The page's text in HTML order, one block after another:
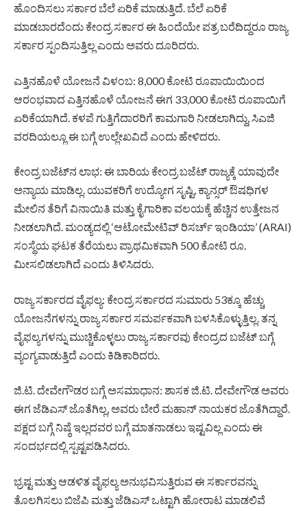
ಹೊಂದಿಸಲು ಸರ್ಕಾರ ಬೆಲೆ ಏರಿಕೆ ಮಾಡುತ್ತಿದೆ. ಬೆಲೆ ಏರಿಕೆ
ಮಾಡಬಾರದೆಂದು ಕೇಂದ್ರ ಸರ್ಕಾರ ಈ ಹಿಂದೆಯೇ ಪತ್ರ ಬರೆದಿದ್ದರೂ ರಾಜ್ಯ
ಸರ್ಕಾರ ಸ್ಪಂದಿಸುತ್ತಿಲ್ಲ ಎಂದು ಅವರು ದೂರಿದರು.
ಎತ್ತಿನಹೊಳೆ ಯೋಜನೆ ವಿಳಂಬ: 8,000 ಕೋಟಿ ರೂಪಾಯಿಯಿಂದ
ಆರಂಭವಾದ ಎತ್ತಿನಹೊಳೆ ಯೋಜನೆ ಈಗ 33,000 ಕೋಟಿ ರೂಪಾಯಿಗೆ
ಏರಿಕೆಯಾಗಿದೆ. ಕಳಪೆ ಗುತ್ತಿಗೆದಾರರಿಗೆ ಕಾಮಗಾರಿ ನೀಡಲಾಗಿದ್ದು, ಸಿಎಜಿ
ವರದಿಯಲ್ಲೂ ಈ ಬಗ್ಗೆ ಉಲ್ಲೇಖವಿದೆ ಎಂದು ಹೇಳಿದರು.
ಕೇಂದ್ರ ಬಜೆಟ್‌ನ ಲಾಭ: ಈ ಬಾರಿಯ ಕೇಂದ್ರ ಬಜೆಟ್ ರಾಜ್ಯಕ್ಕೆ ಯಾವುದೇ
ಅನ್ಯಾಯ ಮಾಡಿಲ್ಲ. ಯುವಕರಿಗೆ ಉದ್ಯೋಗ ಸೃಷ್ಟಿ, ಕ್ಯಾನ್ಸರ್ ಔಷಧಿಗಳ
ಮೇಲಿನ ತೆರಿಗೆ ವಿನಾಯಿತಿ ಮತ್ತು ಕೈಗಾರಿಕಾ ವಲಯಕ್ಕೆ ಹೆಚ್ಚಿನ ಉತ್ತೇಜನ
ನೀಡಲಾಗಿದೆ. ಮಂಡ್ಯದಲ್ಲಿ ‘ಆಟೋಮೇಟಿವ್ ರಿಸರ್ಚ್ ಇಂಡಿಯಾ’ (ARAI)
ಸಂಸ್ಥೆಯ ಘಟಕ ತೆರೆಯಲು ಪ್ರಾಥಮಿಕವಾಗಿ 500 ಕೋಟಿ ರೂ.
ಮೀಸಲಿಡಲಾಗಿದೆ ಎಂದು ತಿಳಿಸಿದರು.
ರಾಜ್ಯ ಸರ್ಕಾರದ ವೈಫಲ್ಯ: ಕೇಂದ್ರ ಸರ್ಕಾರದ ಸುಮಾರು 53ಕ್ಕೂ ಹೆಚ್ಚು
ಯೋಜನೆಗಳನ್ನು ರಾಜ್ಯ ಸರ್ಕಾರ ಸಮರ್ಪಕವಾಗಿ ಬಳಸಿಕೊಳ್ಳುತ್ತಿಲ್ಲ. ತನ್ನ
ವೈಫಲ್ಯಗಳನ್ನು ಮುಚ್ಚಿಕೊಳ್ಳಲು ರಾಜ್ಯ ಸರ್ಕಾರವು ಕೇಂದ್ರದ ಬಜೆಟ್ ಬಗ್ಗೆ
ವ್ಯಂಗ್ಯವಾಡುತ್ತಿದೆ ಎಂದು ಕಿಡಿಕಾರಿದರು.
ಜಿ.ಟಿ. ದೇವೇಗೌಡರ ಬಗ್ಗೆ ಅಸಮಾಧಾನ: ಶಾಸಕ ಜಿ.ಟಿ. ದೇವೇಗೌಡ ಅವರು
ಈಗ ಜೆಡಿಎಸ್ ಜೊತೆಗಿಲ್ಲ, ಅವರು ಬೇರೆ ಮಹಾನ್ ನಾಯಕರ ಜೊತೆಗಿದ್ದಾರೆ.
ಪಕ್ಷದ ಬಗ್ಗೆ ನಿಷ್ಠೆ ಇಲ್ಲದವರ ಬಗ್ಗೆ ಮಾತನಾಡಲು ಇಷ್ಟವಿಲ್ಲ ಎಂದು ಈ
ಸಂದರ್ಭದಲ್ಲಿ ಸ್ಪಷ್ಟಪಡಿಸಿದರು.
ಭ್ರಷ್ಟ ಮತ್ತು ಆಡಳಿತ ವೈಫಲ್ಯ ಅನುಭವಿಸುತ್ತಿರುವ ಈ ಸರ್ಕಾರವನ್ನು
ತೊಲಗಿಸಲು ಬಿಜೆಪಿ ಮತ್ತು ಜೆಡಿಎಸ್ ಒಟ್ಟಾಗಿ ಹೋರಾಟ ಮಾಡಲಿವೆ